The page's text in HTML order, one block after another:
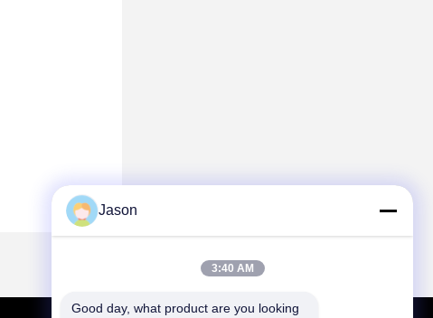
Jason
3:40 AM
Good day, what product are you looking